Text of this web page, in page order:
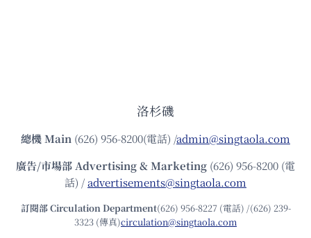
洛杉磯
總機Main (626) 956-8200(電話) /admin@singtaola.com
廣告/市場部Advertising & Marketing (626) 956-8200 (電
話) /advertisements@singtaola.com
訂閱部 Circulation Department(626) 956-8227 (電話) /(626) 239-
3323 (傳真)circulation@singtaola.com